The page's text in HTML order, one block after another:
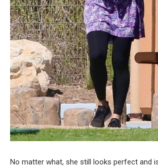
No matter what, she still looks perfect and